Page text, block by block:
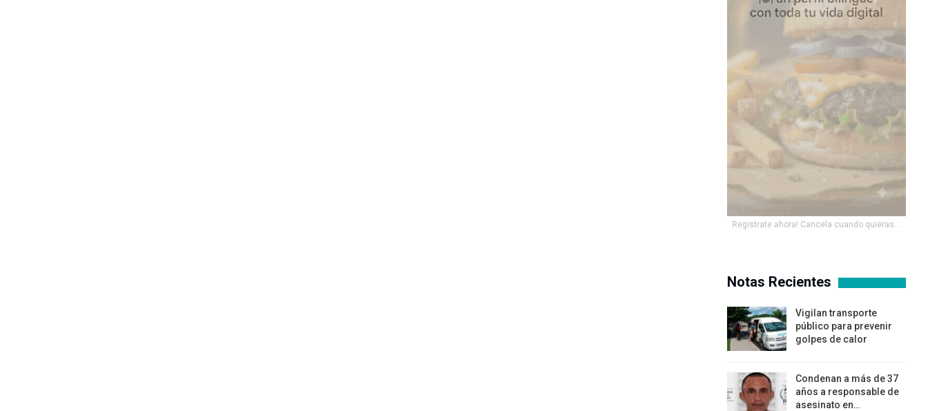
Registrate ahora! Cancela cuando quieras...
Notas Recientes
Vigilan transporte
público para prevenir
golpes de calor
Condenan a más de 37
años a responsable de
asesinato en…